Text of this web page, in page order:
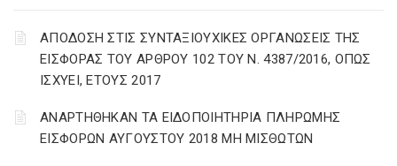
ΑΠΟΔΟΣΗ ΣΤΙΣ ΣΥΝΤΑΞΙΟΥΧΙΚΕΣ ΟΡΓΑΝΩΣΕΙΣ ΤΗΣ
ΕΙΣΦΟΡΑΣ ΤΟΥ ΑΡΘΡΟΥ 102 ΤΟΥ Ν. 4387/2016, ΟΠΩΣ
ΙΣΧΥΕΙ, ΕΤΟΥΣ 2017
ΑΝΑΡΤΗΘΗΚΑΝ ΤΑ ΕΙΔΟΠΟΙΗΤΗΡΙΑ ΠΛΗΡΩΜΗΣ
ΕΙΣΦΟΡΩΝ ΑΥΓΟΥΣΤΟΥ 2018 ΜΗ ΜΙΣΘΩΤΩΝ